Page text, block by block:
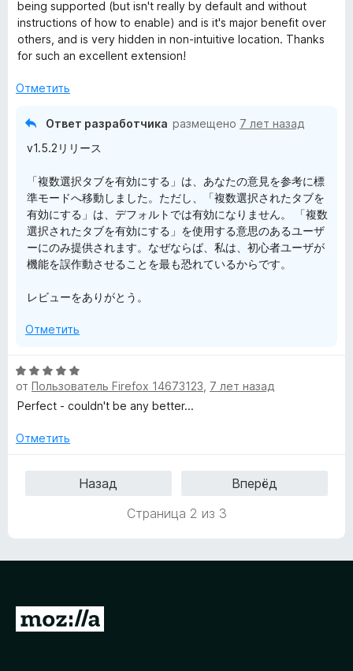
и
з
5
н
а
4
и
5
being supported (but isn't really by default and without
instructions of how to enable) and is it's major benefit over
others, and is very hidden in non-intuitive location. Thanks
for such an excellent extension!
Отметить
Ответ разработчика размещено 7 лет назад
v1.5.2リリース
「複数選択タブを有効にする」は、あなたの意見を参考に標
準モードへ移動しました。ただし、「複数選択されたタブを
有効にする」は、デフォルトでは有効になりません。 「複数
選択されたタブを有効にする」を使用する意思のあるユーザ
ーにのみ提供されます。なぜならば、私は、初心者ユーザが
機能を誤作動させることを最も恐れているからです。
レビューをありがとう。
Отметить
О
ц
е
е
от Пользователь Firefox 14673123 7 лет назад
Perfect - couldn't be any better...
Отметить
Назад
Вперёд
Страница 2 из 3
П